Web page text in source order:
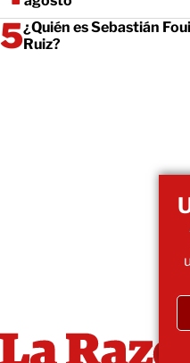
¿Quién es Sebastián
Ruiz?